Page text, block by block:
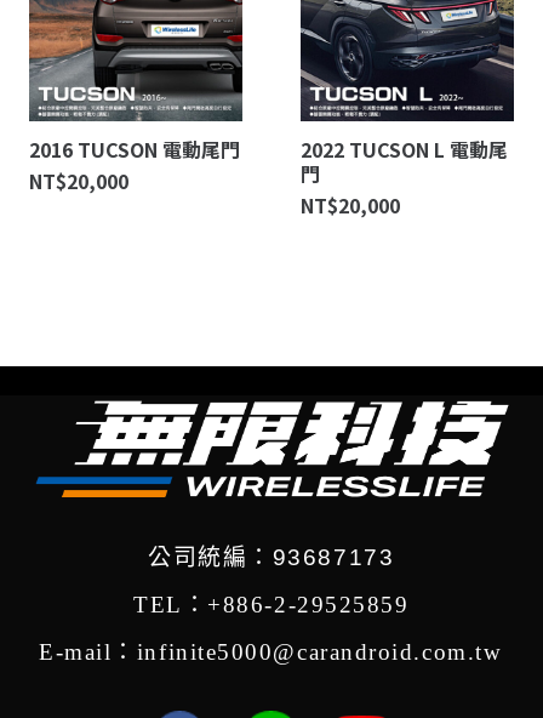
2016 TUCSON 電動尾門
NT$20,000
2022 TUCSON L 電動尾
門
NT$20,000
公司統編：93687173
TEL：+886-2-29525859
E-mail：infinite5000@carandroid.com.tw